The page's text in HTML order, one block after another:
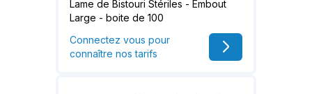
Lame de Bistouri Stériles - Embout
Large - boite de 100
Connectez vous pour
connaître nos tarifs